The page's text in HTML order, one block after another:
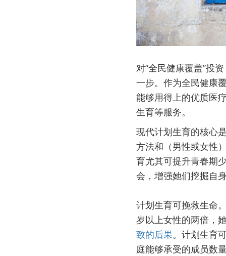
对“全民健康覆盖”投
一步。作为全民健康
能够用得上的优质医
生育等服务。
现代计划生育的核心
方法和（男性或女性
育尤其可提升青春期
会，增强她们挖掘自
计划生育可挽救生命
岁以上女性的两倍，
致的后果。计划生育
庭能够承受的成员数